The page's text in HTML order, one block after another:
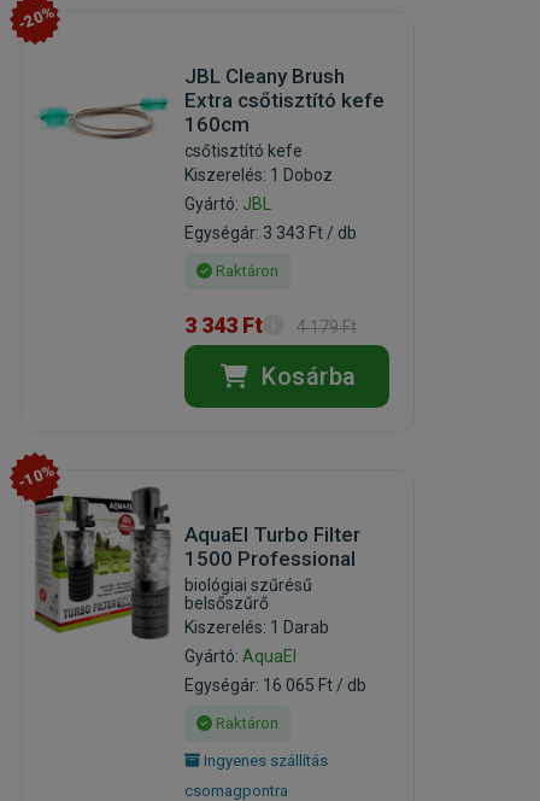
-20%
JBL Cleany Brush
Extra csőtisztító kefe
160cm
csőtisztító kefe
Kiszerelés: 1 Doboz
Gyártó: JBL
Egységár: 3 343 Ft / db
Raktáron
3 343 Ft 4 179 Ft
Kosárba
-10%
AquaEl Turbo Filter
1500 Professional
biológiai szűrésű
belsőszűrő
Kiszerelés: 1 Darab
Gyártó: AquaEl
Egységár: 16 065 Ft / db
Raktáron
Ingyenes szállítás
csomagpontra